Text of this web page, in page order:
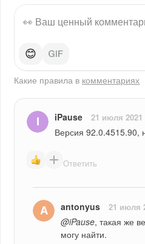
😊
Какие правила в комментариях
iPause 21 июля 2021
Версия 92.0.4515.90,
Ответить
antonyus 21 июля
@iPause, такая же
могу найти.